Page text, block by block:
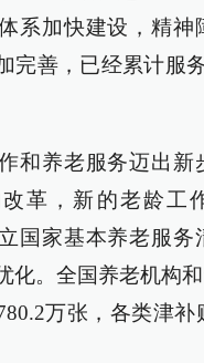
系加快建设，精神
完善，已经累计服
和养老服务迈出新
革，新的老龄工
国家基本养老服务
化。全国养老机构
万张，各类津补